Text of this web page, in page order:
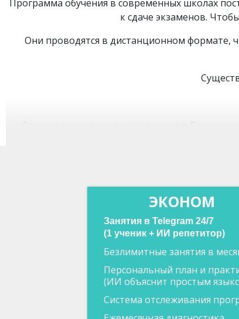
Программа обучения в современных школах
к сдаче экзаменов.
Они проводятся в дистанционном формате,
Особенностью пакета является то, что
В отличие от «Эконома» здесь маленькая
наставник, к которому ученики
Здесь ученик занимается персонально. На
Особенностью курса является то, что после
ЭКОНОМ
Занятия в Telegram 24/7
(1 ученик + ИИ репетитор)
Безлимитные занятия в
Персональный план и
(ИИ объяснит простым
Система отслеживания